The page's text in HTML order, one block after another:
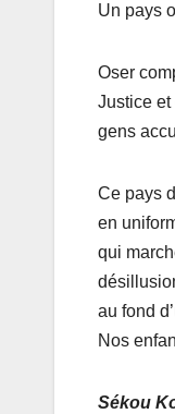
Un pays
Oser
Justice et
gens
Ce pays
en
qui
au fond
Nos
Sékou